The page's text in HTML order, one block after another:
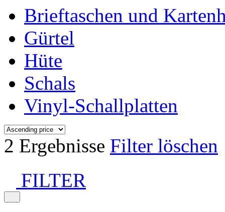
Brieftaschen und
Gürtel
Hüte
Schals
Vinyl-Schallplatten
2 Ergebnisse Filter löschen
FILTER